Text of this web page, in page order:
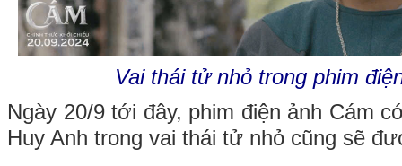
Vai thái tử nhỏ trong phim
Ngày 20/9 tới đây, phim điện ảnh Cám
Huy Anh trong vai thái tử nhỏ cũng sẽ